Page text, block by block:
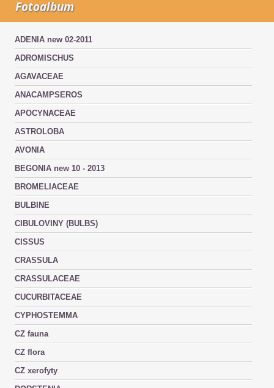
Fotoalbum
ADENIA new 02-2011
ADROMISCHUS
AGAVACEAE
ANACAMPSEROS
APOCYNACEAE
ASTROLOBA
AVONIA
BEGONIA new 10 - 2013
BROMELIACEAE
BULBINE
CIBULOVINY (BULBS)
CISSUS
CRASSULA
CRASSULACEAE
CUCURBITACEAE
CYPHOSTEMMA
CZ fauna
CZ flora
CZ xerofyty